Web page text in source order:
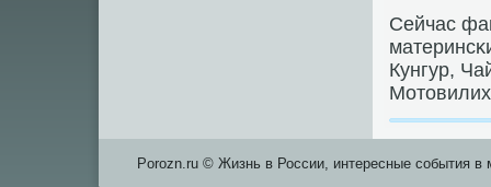
Сейчас
Кунгур,
Porozn.ru © Жизнь в России, интересные события в